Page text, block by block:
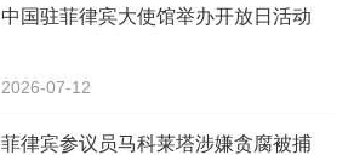
中国驻菲律宾大使馆举办开放日活动
2026-07-12
菲律宾参议员马科莱塔涉嫌贪腐被捕